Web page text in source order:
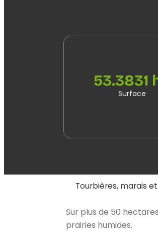
53.3831
Surface
Tourbières, marais
Sur plus de 50
prairies humides.